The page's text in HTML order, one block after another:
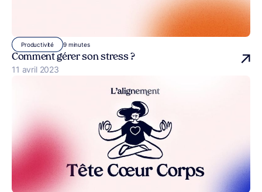
Productivité 9 minutes
Comment gérer son stress ?
Publié le
11 avril 2023